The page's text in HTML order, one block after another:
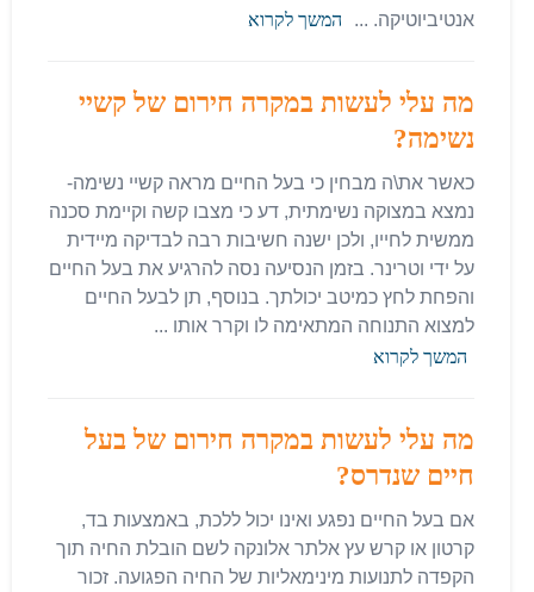
אנטיביוטיקה. ...
המשך לקרוא
מה עלי לעשות במקרה חירום של קשיי
נשימה?
כאשר את\ה מבחין כי בעל החיים מראה קשיי נשימה-
נמצא במצוקה נשימתית, דע כי מצבו קשה וקיימת סכנה
ממשית לחייו, ולכן ישנה חשיבות רבה לבדיקה מיידית
על ידי וטרינר. בזמן הנסיעה נסה להרגיע את בעל החיים
והפחת לחץ כמיטב יכולתך. בנוסף, תן לבעל החיים
למצוא התנוחה המתאימה לו וקרר אותו ...
המשך לקרוא
מה עלי לעשות במקרה חירום של בעל
חיים שנדרס?
אם בעל החיים נפגע ואינו יכול ללכת, באמצעות בד,
קרטון או קרש עץ אלתר אלונקה לשם הובלת החיה תוך
הקפדה לתנועות מינימאליות של החיה הפגועה. זכור